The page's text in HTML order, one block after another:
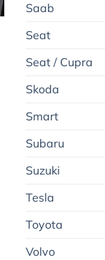
Saab
Seat
Seat / Cupra
Skoda
Smart
Subaru
Suzuki
Tesla
Toyota
Volvo